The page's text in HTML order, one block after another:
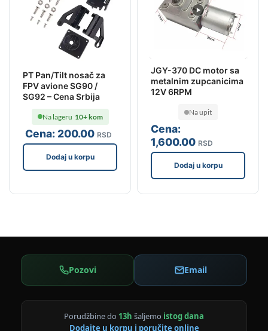
PT Pan/Tilt nosač za
FPV avione SG90 /
SG92 – Cena Srbija
Cena: 200.00 RSD
Na lageru 10+ kom
Dodaj u korpu
JGY-370 DC motor sa
metalnim zupcanicima
12V 6RPM
Cena:
1,600.00 RSD
Na upit
Dodaj u korpu
Pozovi Email
Porudžbine do 13h šaljemo istog dana
Dodajte u korpu i poručite online